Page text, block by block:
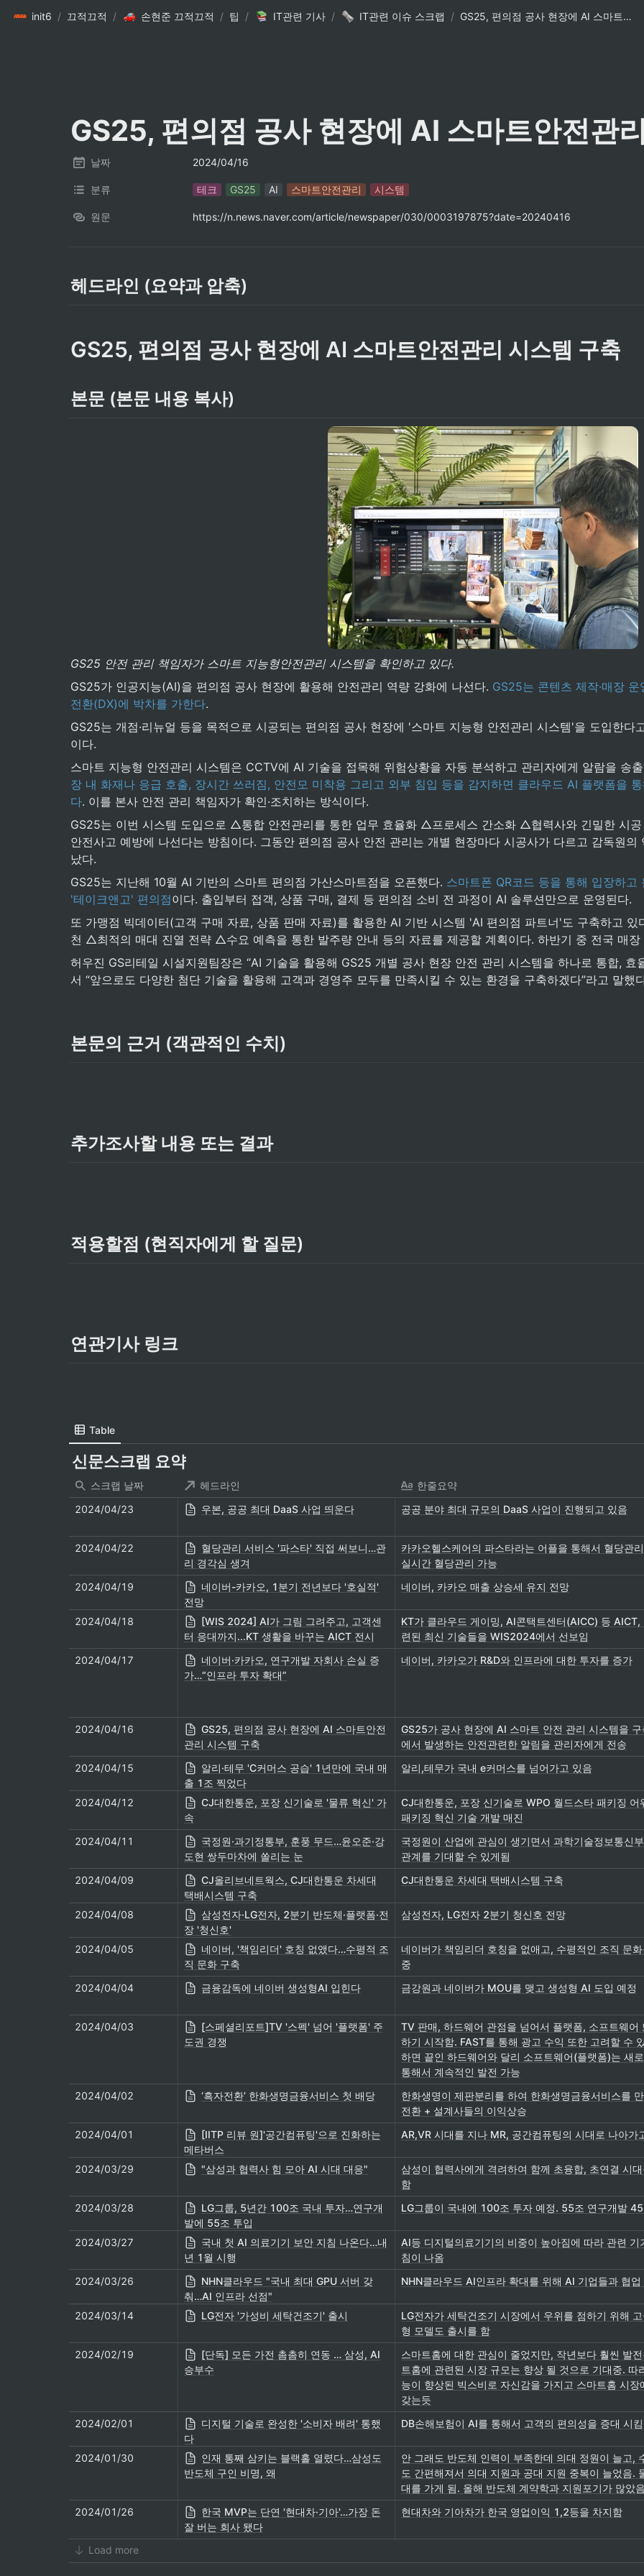
init6 / 끄적끄적 / 손현준 끄적끄적 / 팁 / IT관련 기사 / IT관련 이슈 스크랩 / GS25, 편의점 공사 현장에 AI 스마트안전관리 시스템 구축
GS25, 편의점 공사 현장에 AI 스마트안전관
날짜 2024/04/16
분류 테크 GS25 AI 스마트안전관리 시스템
원문 https://n.news.naver.com/article/newspaper/030/0003197875?date=20240416
헤드라인 (요약과 압축)
GS25, 편의점 공사 현장에 AI 스마트안전관리 시스템 구축
본문 (본문 내용 복사)
GS25 안전 관리 책임자가 스마트 지능형안전관리 시스템을 확인하고 있다.
GS25가 인공지능(AI)을 편의점 공사 현장에 활용해 안전관리 역량 강화에 나선다. GS25는 콘텐츠 제작·매장
전환(DX)에 박차를 가한다.
GS25는 개점·리뉴얼 등을 목적으로 시공되는 편의점 공사 현장에 '스마트 지능형 안전관리 시스템'을 도입한
이다.
스마트 지능형 안전관리 시스템은 CCTV에 AI 기술을 접목해 위험상황을 자동 분석하고 관리자에게 알람을 송
장 내 화재나 응급 호출, 장시간 쓰러짐, 안전모 미착용 그리고 외부 침입 등을 감지하면 클라우드 AI 플랫폼을
다. 이를 본사 안전 관리 책임자가 확인·조치하는 방식이다.
GS25는 이번 시스템 도입으로 △통합 안전관리를 통한 업무 효율화 △프로세스 간소화 △협력사와 긴밀한 시
안전사고 예방에 나선다는 방침이다. 그동안 편의점 공사 안전 관리는 개별 현장마다 시공사가 다르고 감독원
났다.
GS25는 지난해 10월 AI 기반의 스마트 편의점 가산스마트점을 오픈했다. 스마트폰 QR코드 등을 통해 입장하
'테이크앤고' 편의점이다. 출입부터 접객, 상품 구매, 결제 등 편의점 소비 전 과정이 AI 솔루션만으로 운영된다.
또 가맹점 빅데이터(고객 구매 자료, 상품 판매 자료)를 활용한 AI 기반 시스템 'AI 편의점 파트너'도 구축하고
천 △최적의 매대 진열 전략 △수요 예측을 통한 발주량 안내 등의 자료를 제공할 계획이다. 하반기 중 전국 매장
허우진 GS리테일 시설지원팀장은 “AI 기술을 활용해 GS25 개별 공사 현장 안전 관리 시스템을 하나로 통합,
서 “앞으로도 다양한 첨단 기술을 활용해 고객과 경영주 모두를 만족시킬 수 있는 환경을 구축하겠다”라고 말했
본문의 근거 (객관적인 수치)
추가조사할 내용 또는 결과
적용할점 (현직자에게 할 질문)
연관기사 링크
Table
신문스크랩 요약
스크랩 날짜 헤드라인
한줄요약
2024/04/23
우본, 공공 최대 DaaS 사업 띄운다 공공 분야 최대 규모의 DaaS 사업이 진행되고 있음
2024/04/22
혈당관리 서비스 '파스타' 직접 써보니…관
리 경각심 생겨
카카오헬스케어의 파스타라는 어플을 통해서 혈당관
실시간 혈당관리 가능
2024/04/19
네이버-카카오, 1분기 전년보다 '호실적'
전망
네이버, 카카오 매출 상승세 유지 전망
2024/04/18
[WIS 2024] AI가 그림 그려주고, 고객센
터 응대까지...KT 생활을 바꾸는 AICT 전시
KT가 클라우드 게이밍, AI콘택트센터(AICC) 등 AICT,
련된 최신 기술들을 WIS2024에서 선보임
2024/04/17
네이버·카카오, 연구개발 자회사 손실 증
가…“인프라 투자 확대”
네이버, 카카오가 R&D와 인프라에 대한 투자를 증가
2024/04/16
GS25, 편의점 공사 현장에 AI 스마트안전
관리 시스템 구축
GS25가 공사 현장에 AI 스마트 안전 관리 시스템을
에서 발생하는 안전관련한 알림을 관리자에게 전송
2024/04/15
알리·테무 'C커머스 공습' 1년만에 국내 매
출 1조 찍었다
알리,테무가 국내 e커머스를 넘어가고 있음
2024/04/12
CJ대한통운, 포장 신기술로 '물류 혁신' 가
속
CJ대한통운, 포장 신기술로 WPO 월드스타 패키징 어
패키징 혁신 기술 개발 매진
2024/04/11
국정원·과기정통부, 훈풍 무드…윤오준·강
도현 쌍두마차에 쏠리는 눈
국정원이 산업에 관심이 생기면서 과학기술정보통신
관계를 기대할 수 있게됨
2024/04/09
CJ올리브네트웍스, CJ대한통운 차세대
택배시스템 구축
CJ대한통운 차세대 택배시스템 구축
2024/04/08
삼성전자·LG전자, 2분기 반도체·플랫폼·전
장 '청신호'
삼성전자, LG전자 2분기 청신호 전망
2024/04/05
네이버, '책임리더' 호칭 없앴다…수평적 조
직 문화 구축
네이버가 책임리더 호칭을 없애고, 수평적인 조직 문
중
2024/04/04
금융감독에 네이버 생성형AI 입힌다 금강원과 네이버가 MOU를 맺고 생성형 AI 도입 예정
2024/04/03
[스페셜리포트]TV '스펙' 넘어 '플랫폼' 주
도권 경쟁
TV 판매, 하드웨어 관점을 넘어서 플랫폼, 소프트웨어
하기 시작함. FAST를 통해 광고 수익 또한 고려할 수
하면 끝인 하드웨어와 달리 소프트웨어(플랫폼)는 새
통해서 계속적인 발전 가능
2024/04/02
‘흑자전환’ 한화생명금융서비스 첫 배당
한화생명이 제판분리를 하여 한화생명금융서비스를
전환 + 설계사들의 이익상승
2024/04/01
[IITP 리뷰 원]'공간컴퓨팅'으로 진화하는
메타버스
AR,VR 시대를 지나 MR, 공간컴퓨팅의 시대로 나아가
2024/03/29 "삼성과 협력사 힘 모아 AI 시대 대응"
삼성이 협력사에게 격려하여 함께 초융합, 초연결 시
함
2024/03/28
LG그룹, 5년간 100조 국내 투자…연구개
발에 55조 투입
LG그룹이 국내에 100조 투자 예정. 55조 연구개발
2024/03/27
국내 첫 AI 의료기기 보안 지침 나온다…내
년 1월 시행
AI등 디지털의료기기의 비중이 높아짐에 따라 관련 기
침이 나옴
2024/03/26
NHN클라우드 "국내 최대 GPU 서버 갖
춰…AI 인프라 선점"
NHN클라우드 AI인프라 확대를 위해 AI 기업들과 협업
2024/03/14 LG전자 '가성비 세탁건조기' 출시
LG전자가 세탁건조기 시장에서 우위를 점하기 위해
형 모델도 출시를 함
2024/02/19
[단독] 모든 가전 촘촘히 연동 … 삼성, AI
승부수
스마트홈에 대한 관심이 줄었지만, 작년보다 훨씬 발
트홈에 관련된 시장 규모는 향상 될 것으로 기대중. 따
능이 향상된 빅스비로 자신감을 가지고 스마트홈 시장
갖는듯
2024/02/01
디지털 기술로 완성한 '소비자 배려' 통했
다
DB손해보험이 AI를 통해서 고객의 편의성을 증대 시킴
2024/01/30
인재 통째 삼키는 블랙홀 열렸다…삼성도
반도체 구인 비명, 왜
안 그래도 반도체 인력이 부족한데 의대 정원이 늘고,
도 간편해져서 의대 지원과 공대 지원 중복이 늘었음.
대를 가게 됨. 올해 반도체 계약학과 지원포기가 많았
2024/01/26
한국 MVP는 단연 '현대차·기아'…가장 돈
잘 버는 회사 됐다
현대차와 기아차가 한국 영업이익 1,2등을 차지함
Load more